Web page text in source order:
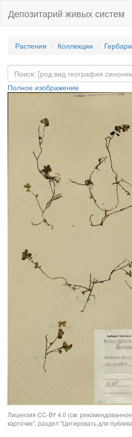
Депозитарий живых систем
Растения Коллекции
Полное изображение
Лицензия CC-BY 4.0 (см.
карточке", раздел "Цитировать для